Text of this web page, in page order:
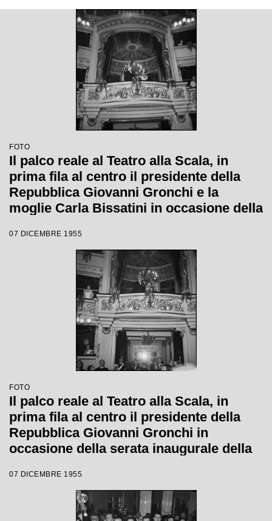
FOTO
Il palco reale al Teatro alla Scala, in
prima fila al centro il presidente della
Repubblica Giovanni Gronchi e la
moglie Carla Bissatini in occasione della
1955-1956 con l'opera "Norma" di
Vincenzo Bellini, diretta da Antonino
Votto, con la regia di Margherita
07 DICEMBRE 1955
FOTO
Il palco reale al Teatro alla Scala, in
prima fila al centro il presidente della
Repubblica Giovanni Gronchi in
occasione della serata inaugurale della
"Norma" di Vincenzo Bellini, diretta da
Antonino Votto, con la regia di
Margherita Wallmann
07 DICEMBRE 1955